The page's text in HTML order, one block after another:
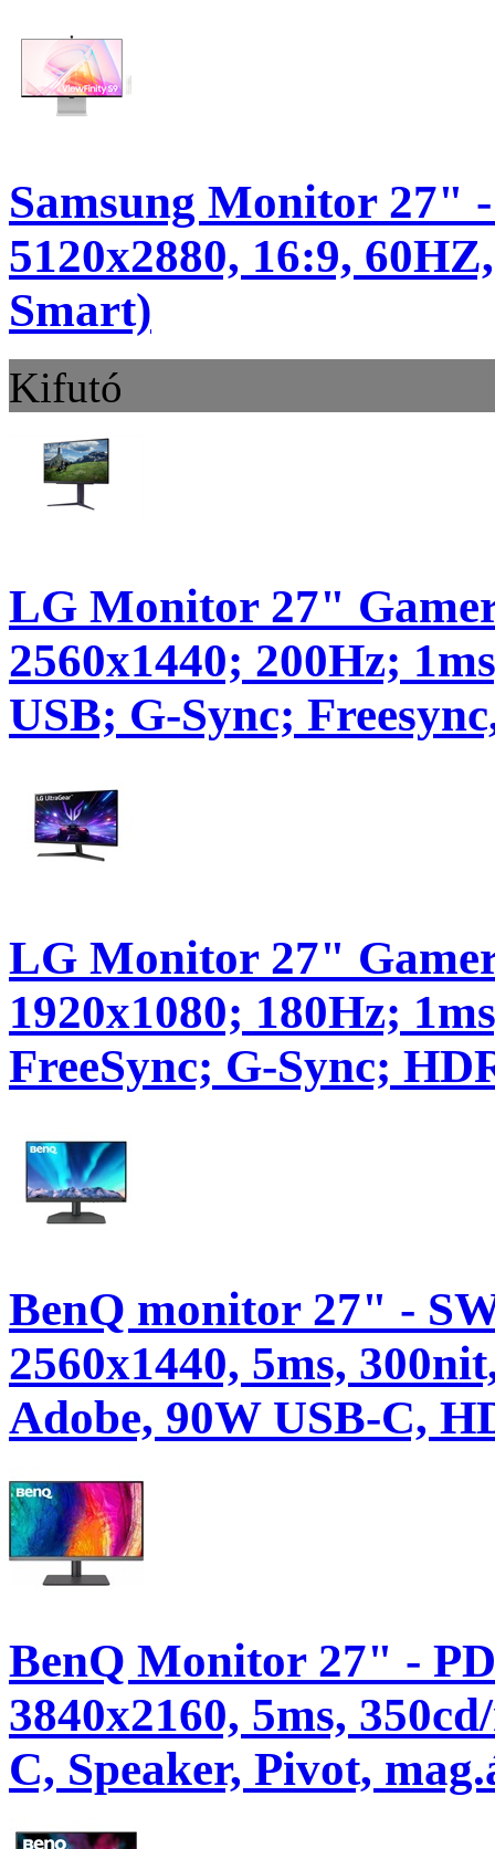
Samsung Monitor 27"
5120x2880, 16:9,
Smart)
Kifutó
LG Monitor 27"
2560x1440; 200Hz;
USB; G-Sync;
LG Monitor 27"
1920x1080; 180Hz;
FreeSync; G-Sync;
BenQ monitor 27" -
2560x1440, 5ms,
Adobe, 90W USB-C,
BenQ Monitor 27" -
3840x2160, 5ms,
C, Speaker, Pivot,